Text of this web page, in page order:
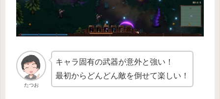
たつお
キャラ固有の武器が意外と強い！
最初からどんどん敵を倒せて楽しい！